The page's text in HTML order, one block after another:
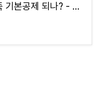
연말정산: 프리랜스 가족 기본공제 되나? - money-health